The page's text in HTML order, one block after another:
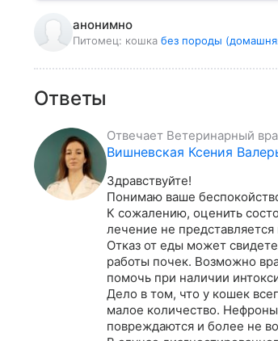
анонимно
Питомец: кошка без породы
Ответы
Отвечает Ветеринарный
Вишневская Ксения
Здравствуйте!
Понимаю ваше
К сожалению, оценить
лечение не
Отказ от еды может
работы почек. Возможно
помочь при наличии
Дело в том, что у кошек
малое количество.
повреждаются и более не